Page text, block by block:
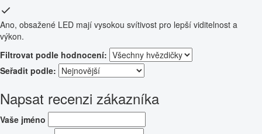
Ano, obsažené LED mají vysokou svítivost pro lepší viditelnost a
výkon.
Filtrovat podle hodnocení:
Seřadit podle:
Napsat recenzi zákazníka
Vaše jméno